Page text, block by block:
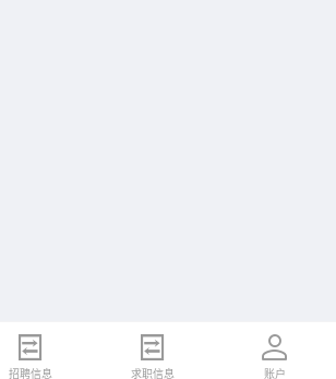
招聘信息 求职信息 账户